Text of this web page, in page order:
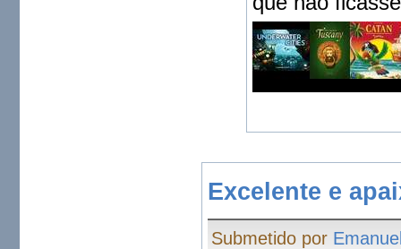
Excelente e
Submetido por